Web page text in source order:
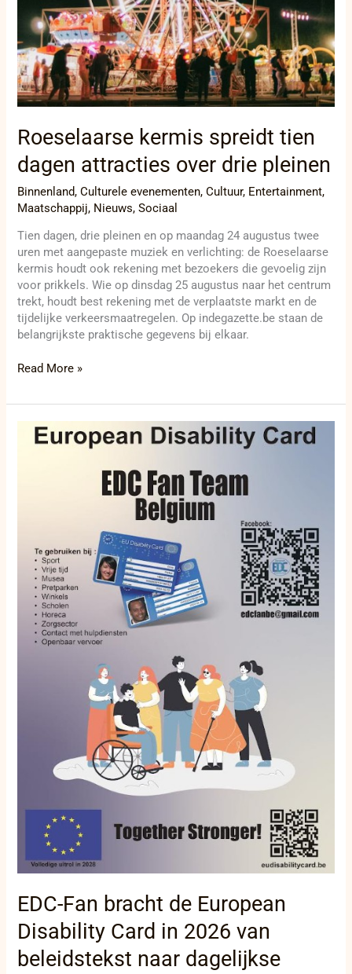
Roeselaarse kermis spreidt tien
dagen attracties over drie pleinen
Binnenland,Culturele evenementen,Cultuur, Entertainment,
Maatschappij, Nieuws,Sociaal
Tien dagen, drie pleinen en op maandag 24 augustus twee
uren met aangepaste muziek en verlichting: de Roeselaarse
kermis houdt ook rekening met bezoekers die gevoelig zijn
voor prikkels. Wie op dinsdag 25 augustus naar het centrum
trekt, houdt best rekening met de verplaatste markt en de
tijdelijke verkeersmaatregelen. Op indegazette.be staan de
belangrijkste praktische gegevens bij elkaar.
Read More »
EDC-Fan bracht de European
Disability Card in 2026 van
beleidstekst naar dagelijkse
EDC-
Fan
2026
van
beleidstekst
naar
dagelijkse
praktijk